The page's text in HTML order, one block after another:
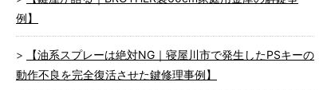
例】
【油系スプレーは絶対NG｜寝屋川市で発生したPSキーの
動作不良を完全復活させた鍵修理事例】